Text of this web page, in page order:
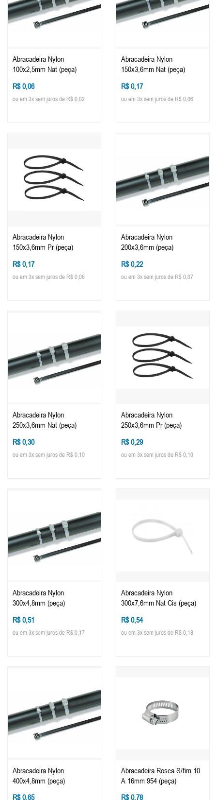
Abracadeira Nylon
100x2,5mm Nat (peça)
R$ 0,06
ou em 3x sem juros de R$ 0,02
Abracadeira Nylon
150x3,6mm Nat (peça)
R$ 0,17
ou em 3x sem juros de R$ 0,06
Abracadeira Nylon
150x3,6mm Pr (peça)
R$ 0,17
ou em 3x sem juros de R$ 0,06
Abracadeira Nylon
200x3,6mm (peça)
R$ 0,22
ou em 3x sem juros de R$ 0,07
Abracadeira Nylon
250x3,6mm Nat (peça)
R$ 0,30
ou em 3x sem juros de R$ 0,10
Abracadeira Nylon
250x3,6mm Pr (peça)
R$ 0,29
ou em 3x sem juros de R$ 0,10
Abracadeira Nylon
300x4,8mm (peça)
R$ 0,51
ou em 3x sem juros de R$ 0,17
Abracadeira Nylon
300x7,6mm Nat Cis (peça)
R$ 0,54
ou em 3x sem juros de R$ 0,18
Abracadeira Nylon
400x4,8mm (peça)
R$ 0,65
Abracadeira Rosca S/fim 10
A 16mm 954 (peça)
R$ 0,78